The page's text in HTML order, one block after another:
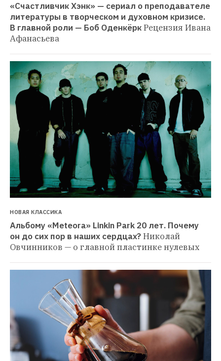
«Счастливчик Хэнк» — сериал о преподавателе
литературы в творческом и духовном кризисе.
В главной роли — Боб ОденкёркРецензия Ивана
Афанасьева
НОВАЯ КЛАССИКА
Альбому «Meteora» Linkin Park 20 лет. Почему
он до сих пор в наших сердцах?Николай
Овчинников — о главной пластинке нулевых